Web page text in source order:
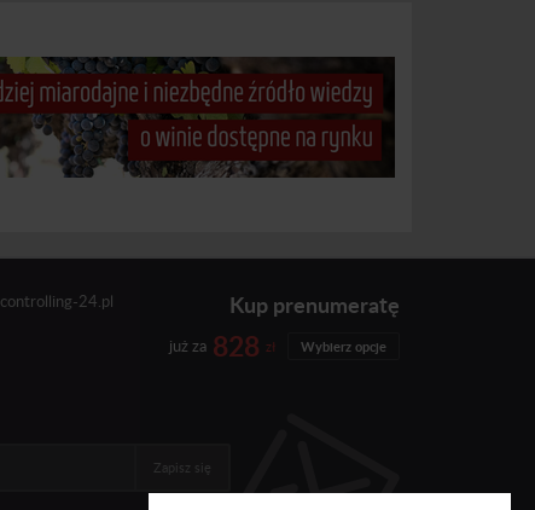
controlling-24.pl Kup prenumeratę
już za 828 zł Wybierz opcje
Zapisz się